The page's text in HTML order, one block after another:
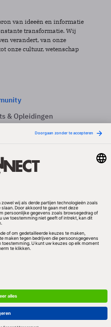
van ideeën en informatie
transformatie. Wij
verandert, van onze
onze cultuur, wetenschap
& Opleidingen